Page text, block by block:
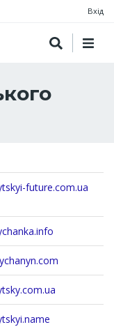
Вхід
future.com.ua